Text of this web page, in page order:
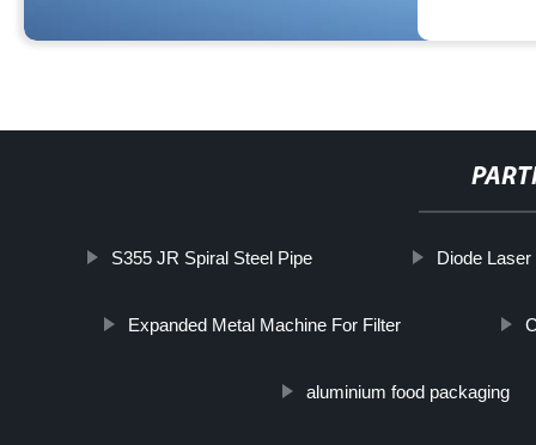
S355 JR Spiral Steel Pipe Diode
Expanded Metal Machine For Filter
aluminium food packaging